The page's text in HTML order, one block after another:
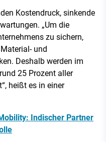
Kostendruck, sinkende
„Um die
zu sichern,
und
Deshalb werden im
25 Prozent aller
heißt es in einer
Indischer Partner